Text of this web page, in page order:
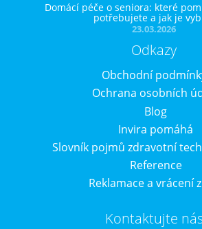
23.03.2026
Domácí péče o seniora: které
potřebujete a jak je
Odkazy
Obchodní
Ochrana osobních
Blog
Invira pomáhá
Slovník pojmů zdravotní
Reference
Reklamace a vrácení
Kontaktujte